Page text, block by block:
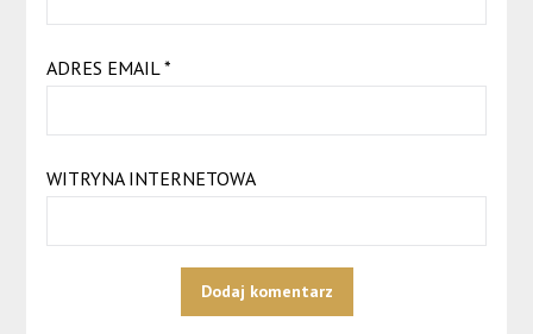
ADRES EMAIL*
WITRYNA INTERNETOWA